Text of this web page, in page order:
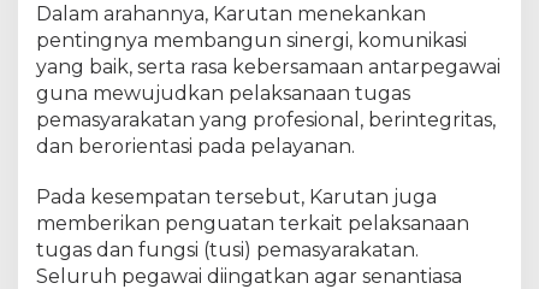
u
P
i
m
p
R
a
p
a
Dalam arahannya, Karutan menekankan
pentingnya membangun sinergi, komunikasi
yang baik, serta rasa kebersamaan antarpegawai
guna mewujudkan pelaksanaan tugas
pemasyarakatan yang profesional, berintegritas,
dan berorientasi pada pelayanan.
Pada kesempatan tersebut, Karutan juga
memberikan penguatan terkait pelaksanaan
tugas dan fungsi (tusi) pemasyarakatan.
Seluruh pegawai diingatkan agar senantiasa